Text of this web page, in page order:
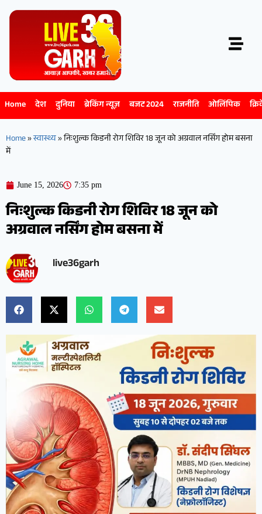
Home देश दुनिया ब्रेकिंग न्यूज़ बजट 2024 राजनीति ओलिंपिक
Home»स्वास्थ्य»निःशुल्क किडनी रोग शिविर 18 जून को अग्रवाल नर्सिंग होम बसना
में
June 15, 2026 7:35 pm
निःशुल्क किडनी रोग शिविर 18 जून को
अग्रवाल नर्सिंग होम बसना में
live36garh